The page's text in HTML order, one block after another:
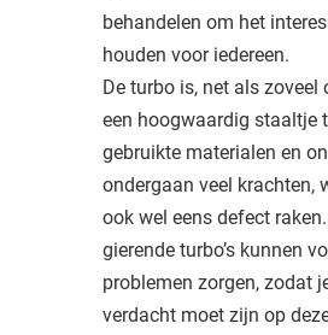
behandelen om het
houden voor iedereen.
De turbo is, net als zoveel
een hoogwaardig staaltje
gebruikte materialen en
ondergaan veel krachten,
ook wel eens defect
gierende turbo’s kunnen
problemen zorgen, zodat
verdacht moet zijn op